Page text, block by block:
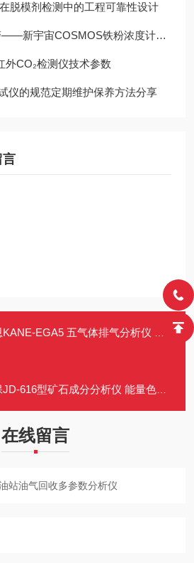
脱模剂检测中的工程可靠性设计
COSMOS铁粉浓度计SDM-72守护齿轮箱健康
外CO₂检测仪技术参数
仪的规范定期维护保养方法分享
言
EGA5 五气体排气分析仪 带NO检测 无线CO LINK
616型矿石成分分析仪 能量色散X荧光光谱仪
在线留言